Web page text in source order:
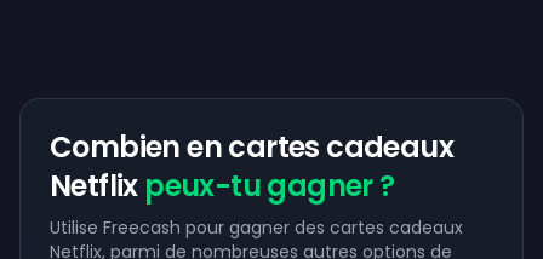
Combien en cartes cadeaux
Netflix peux-tu gagner ?
Utilise Freecash pour gagner des cartes cadeaux
Netflix, parmi de nombreuses autres options de